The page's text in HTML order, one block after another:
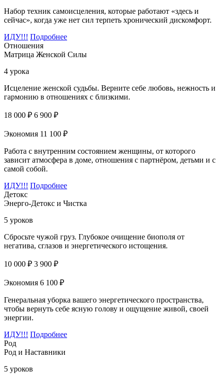
Набор техник самоисцеления, которые работают «здесь и
сейчас», когда уже нет сил терпеть хронический дискомфорт.
ИДУ!!! Подробнее
Отношения
Матрица Женской Силы
4 урока
Исцеление женской судьбы. Верните себе любовь, нежность и
гармонию в отношениях с близкими.
18 000 ₽ 6 900 ₽
Экономия 11 100 ₽
Работа с внутренним состоянием женщины, от которого
зависит атмосфера в доме, отношения с партнёром, детьми и с
самой собой.
ИДУ!!! Подробнее
Детокс
Энерго‑Детокс и Чистка
5 уроков
Сбросьте чужой груз. Глубокое очищение биополя от
негатива, сглазов и энергетического истощения.
10 000 ₽ 3 900 ₽
Экономия 6 100 ₽
Генеральная уборка вашего энергетического пространства,
чтобы вернуть себе ясную голову и ощущение живой, своей
энергии.
ИДУ!!! Подробнее
Род
Род и Наставники
5 уроков